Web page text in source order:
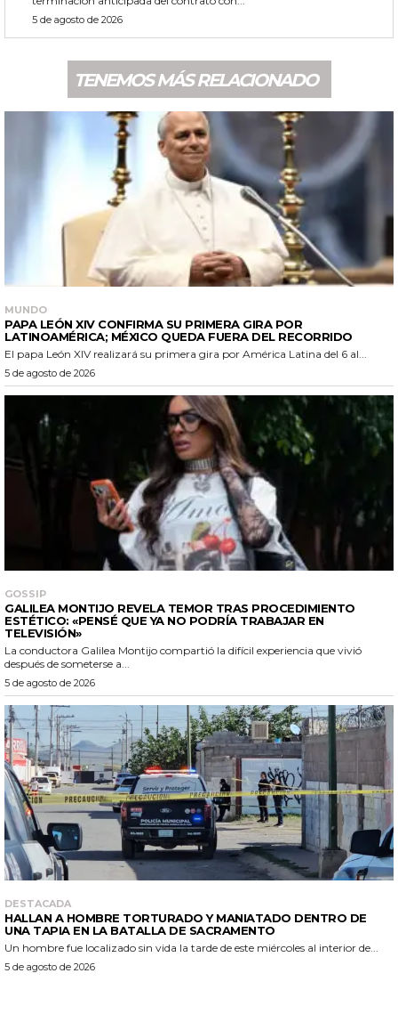
5 de agosto de 2026
TENEMOS MÁS RELACIONADO
MUNDO
PAPA LEÓN XIV CONFIRMA SU PRIMERA GIRA POR
LATINOAMÉRICA; MÉXICO QUEDA FUERA DEL RECORRIDO
El papa León XIV realizará su primera gira por América Latina del 6 al...
5 de agosto de 2026
GOSSIP
GALILEA MONTIJO REVELA TEMOR TRAS PROCEDIMIENTO
ESTÉTICO: «PENSÉ QUE YA NO PODRÍA TRABAJAR EN
TELEVISIÓN»
La conductora Galilea Montijo compartió la difícil experiencia que vivió
después de someterse a...
5 de agosto de 2026
DESTACADA
HALLAN A HOMBRE TORTURADO Y MANIATADO DENTRO DE
UNA TAPIA EN LA BATALLA DE SACRAMENTO
Un hombre fue localizado sin vida la tarde de este miércoles al interior de...
5 de agosto de 2026